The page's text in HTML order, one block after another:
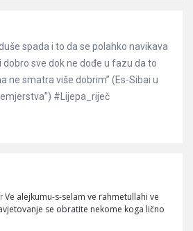
spada i to da se polahko navikava
sve dok ne dođe u fazu da to
ne smatra više dobrim” (Es-Sibai u
#Lijepa_riječ
Ve alejkumu-s-selam ve rahmetullahi ve
se obratite nekome koga lično